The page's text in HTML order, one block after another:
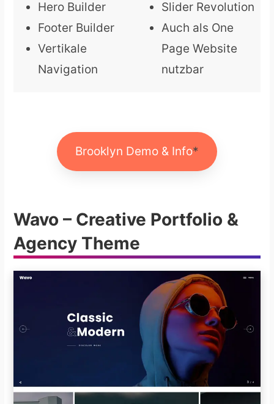
Hero Builder
Footer Builder
Vertikale
Navigation
Slider Revolution
Auch als One
Page Website
nutzbar
Brooklyn Demo & Info
Wavo – Creative Portfolio &
Agency Theme